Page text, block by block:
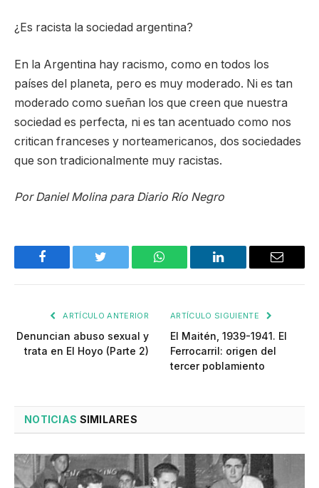
¿Es racista la sociedad argentina?
En la Argentina hay racismo, como en todos los
países del planeta, pero es muy moderado. Ni es tan
moderado como sueñan los que creen que nuestra
sociedad es perfecta, ni es tan acentuado como nos
critican franceses y norteamericanos, dos sociedades
que son tradicionalmente muy racistas.
Por Daniel Molina para Diario Río Negro
Facebook Twitter WhatsApp LinkedIn Email
ARTÍCULO ANTERIOR
Denuncian abuso sexual y
trata en El Hoyo (Parte 2)
ARTÍCULO SIGUIENTE
El Maitén, 1939-1941. El
Ferrocarril: origen del
tercer poblamiento
NOTICIAS SIMILARES